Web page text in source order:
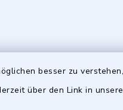
besser zu
über den Link in